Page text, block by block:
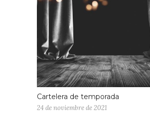
Cartelera de temporada
24 de noviembre de 2021